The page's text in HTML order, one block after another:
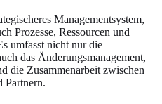
Managementsystem,
Prozesse, Ressourcen und
umfasst nicht nur die
das Änderungsmanagement,
die Zusammenarbeit zwischen
Partnern.